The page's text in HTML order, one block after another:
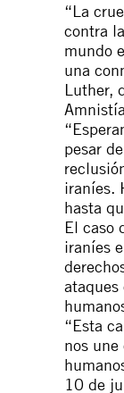
“La
contra
mundo
una
Luther,
pesar
iraníes.
hasta
El caso
iraníes
ataques
“Esta
nos
10 de